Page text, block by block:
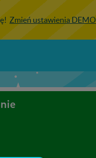
Zmień ustawienia DEMO